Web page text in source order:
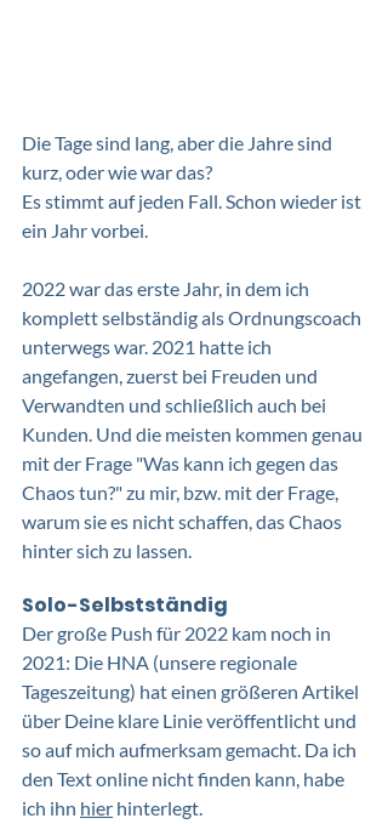
Die Tage sind lang, aber die Jahre sind
kurz, oder wie war das?
Es stimmt auf jeden Fall. Schon wieder ist
ein Jahr vorbei.
2022 war das erste Jahr, in dem ich
komplett selbständig als Ordnungscoach
unterwegs war. 2021 hatte ich
angefangen, zuerst bei Freuden und
Verwandten und schließlich auch bei
Kunden. Und die meisten kommen genau
mit der Frage "Was kann ich gegen das
Chaos tun?" zu mir, bzw. mit der Frage,
warum sie es nicht schaffen, das Chaos
hinter sich zu lassen.
Solo-Selbstständig
Der große Push für 2022 kam noch in
2021: Die HNA (unsere regionale
Tageszeitung) hat einen größeren Artikel
über Deine klare Linie veröffentlicht und
so auf mich aufmerksam gemacht. Da ich
den Text online nicht finden kann, habe
ich ihn hier hinterlegt.